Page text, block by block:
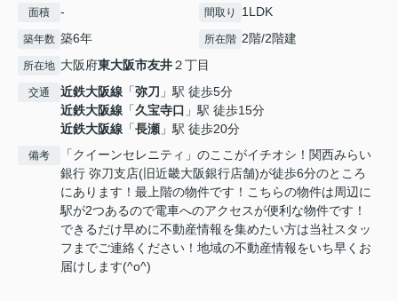
面積 - 間取り 1LDK
築年数 築6年 所在階 2階/2階建
所在地 大阪府東大阪市友井２丁目
交通 近鉄大阪線 「弥刀 」駅 徒歩5分
近鉄大阪線 「久宝寺口 」駅 徒歩15分
近鉄大阪線 「長瀬 」駅 徒歩20分
備考
「クイーンセレニティ」のここがイチオシ！関西みらい
銀行 弥刀支店(旧近畿大阪銀行店舗)が徒歩6分のところ
にあります！最上階の物件です！こちらの物件は周辺に
駅が2つあるので電車へのアクセスが便利な物件です！
できるだけ早めに不動産情報を集めたい方は当社スタッ
フまでご連絡ください！地域の不動産情報をいち早くお
届けします(^o^)